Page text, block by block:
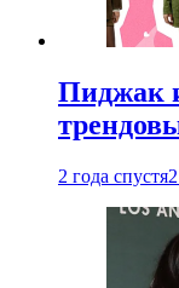
Пиджак
2 года спустя